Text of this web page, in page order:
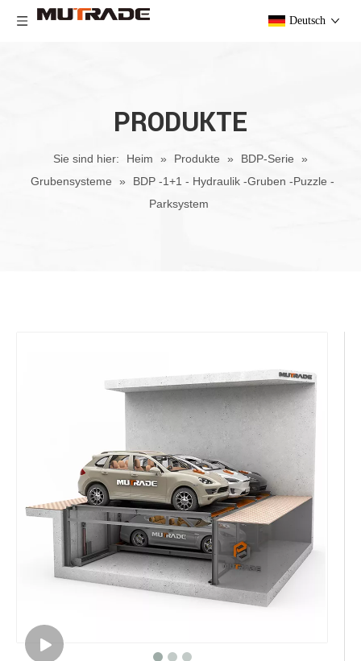
Deutsch
PRODUKTE
Sie sind hier: Heim » Produkte » BDP-Serie
»
Grubensysteme
»
BDP -1+1 - Hydraulik -Gruben -Puzzle -
Parksystem